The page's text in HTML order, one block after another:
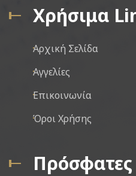
Χρήσιμα
Αρχική Σελίδα
Αγγελίες
Επικοινωνία
Όροι Χρήσης
Πρόσφατες